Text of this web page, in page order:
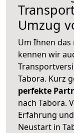
Umzug
Um Ihnen
kennen wir
Tabora. Kurz
perfekte
nach Tabora.
Erfahrung
Neustart in